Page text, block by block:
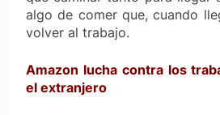
algo de comer que, cuando
volver al trabajo.
Amazon lucha contra los
el extranjero